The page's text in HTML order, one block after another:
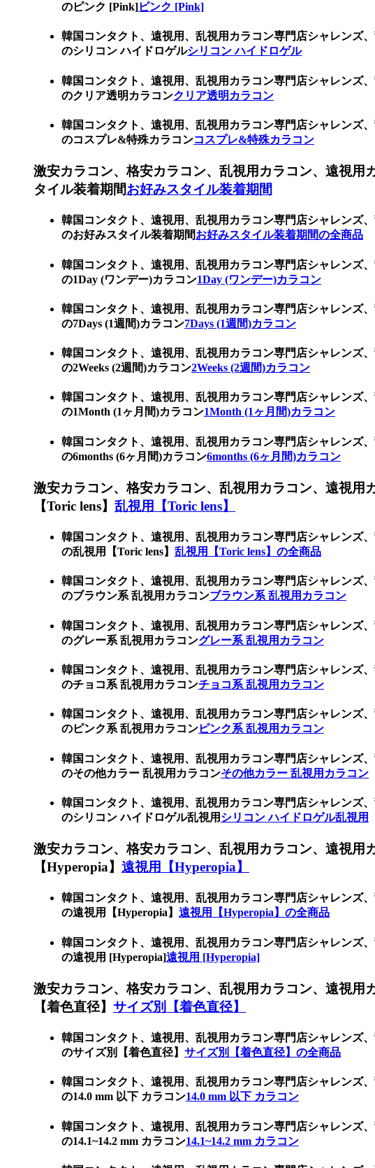
のピンク [Pink]ピンク [Pink]
韓国コンタクト、遠視用、乱視用カラコン専門店シャレンズ
のシリコン ハイドロゲルシリコン ハイドロゲル
韓国コンタクト、遠視用、乱視用カラコン専門店シャレンズ
のクリア透明カラコンクリア透明カラコン
韓国コンタクト、遠視用、乱視用カラコン専門店シャレンズ
のコスプレ&特殊カラコンコスプレ&特殊カラコン
激安カラコン、格安カラコン、乱視用カラコン、遠視
タイル装着期間お好みスタイル装着期間
韓国コンタクト、遠視用、乱視用カラコン専門店シャレンズ
のお好みスタイル装着期間お好みスタイル装着期間の全商品
韓国コンタクト、遠視用、乱視用カラコン専門店シャレンズ
の1Day (ワンデー)カラコン1Day (ワンデー)カラコン
韓国コンタクト、遠視用、乱視用カラコン専門店シャレンズ
の7Days (1週間)カラコン7Days (1週間)カラコン
韓国コンタクト、遠視用、乱視用カラコン専門店シャレンズ
の2Weeks (2週間)カラコン2Weeks (2週間)カラコン
韓国コンタクト、遠視用、乱視用カラコン専門店シャレンズ
の1Month (1ヶ月間)カラコン1Month (1ヶ月間)カラコン
韓国コンタクト、遠視用、乱視用カラコン専門店シャレンズ
の6months (6ヶ月間)カラコン6months (6ヶ月間)カラコン
激安カラコン、格安カラコン、乱視用カラコン、遠視用
【Toric lens】 乱視用【Toric lens】
韓国コンタクト、遠視用、乱視用カラコン専門店シャレンズ
の乱視用【Toric lens】 乱視用【Toric lens】の全商品
韓国コンタクト、遠視用、乱視用カラコン専門店シャレンズ
のブラウン系 乱視用カラコンブラウン系 乱視用カラコン
韓国コンタクト、遠視用、乱視用カラコン専門店シャレンズ
のグレー系 乱視用カラコングレー系 乱視用カラコン
韓国コンタクト、遠視用、乱視用カラコン専門店シャレンズ
のチョコ系 乱視用カラコンチョコ系 乱視用カラコン
韓国コンタクト、遠視用、乱視用カラコン専門店シャレンズ
のピンク系 乱視用カラコンピンク系 乱視用カラコン
韓国コンタクト、遠視用、乱視用カラコン専門店シャレンズ
のその他カラー 乱視用カラコンその他カラー 乱視用カラコン
韓国コンタクト、遠視用、乱視用カラコン専門店シャレンズ
のシリコン ハイドロゲル乱視用 シリコン ハイドロゲル乱視用
激安カラコン、格安カラコン、乱視用カラコン、遠視用
【Hyperopia】 遠視用【Hyperopia】
韓国コンタクト、遠視用、乱視用カラコン専門店シャレンズ
の遠視用【Hyperopia】 遠視用【Hyperopia】の全商品
韓国コンタクト、遠視用、乱視用カラコン専門店シャレンズ
の遠視用 [Hyperopia]遠視用 [Hyperopia]
激安カラコン、格安カラコン、乱視用カラコン、遠視用
【着色直径】 サイズ別【着色直径】
韓国コンタクト、遠視用、乱視用カラコン専門店シャレンズ
のサイズ別【着色直径】 サイズ別【着色直径】の全商品
韓国コンタクト、遠視用、乱視用カラコン専門店シャレンズ
の14.0 mm 以下 カラコン14.0 mm 以下 カラコン
韓国コンタクト、遠視用、乱視用カラコン専門店シャレンズ
の14.1~14.2 mm カラコン14.1~14.2 mm カラコン